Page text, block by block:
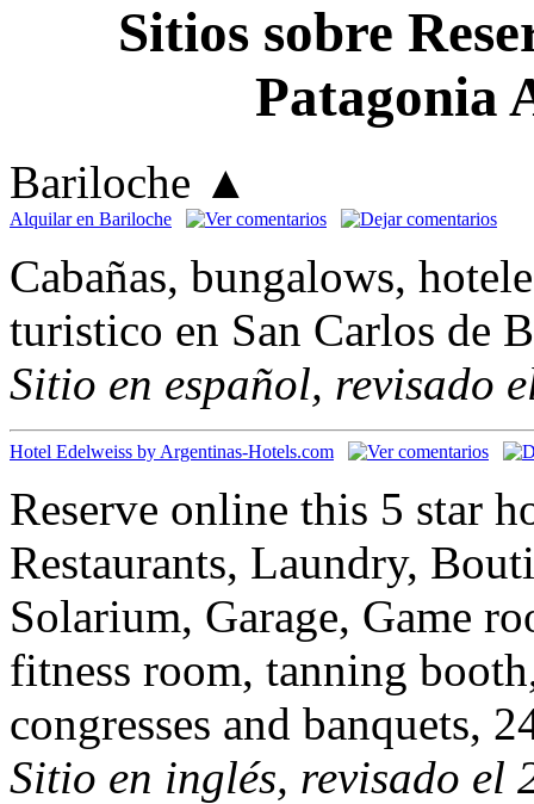
Sitios sobre
Patagonia
Bariloche ▲
Alquilar en Bariloche
Cabañas, bungalows,
turistico en San Carlos de
Sitio en español, revisado
Hotel Edelweiss by Argentinas-Hotels.com
Reserve online this 5 star
Restaurants, Laundry,
Solarium, Garage, Game
fitness room, tanning
congresses and banquets,
Sitio en inglés, revisado el